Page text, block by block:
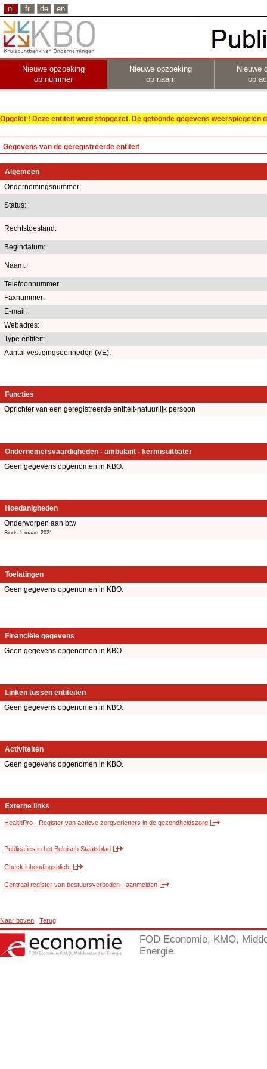
nl fr de en
Nieuwe opzoeking
op nummer
Nieuwe opzoeking
op naam
Nieuwe
op
Opgelet ! Deze entiteit werd stopgezet. De getoonde gegevens
Gegevens van de geregistreerde entiteit
Algemeen
Ondernemingsnummer:
Status:
Rechtstoestand:
Begindatum:
Naam:
Telefoonnummer:
Faxnummer:
E-mail:
Webadres:
Type entiteit:
Aantal vestigingseenheden (VE):
Functies
Oprichter van een geregistreerde entiteit-natuurlijk persoon
Ondernemersvaardigheden - ambulant - kermisuitbater
Geen gegevens opgenomen in KBO.
Hoedanigheden
Onderworpen aan btw
Sinds 1 maart 2021
Toelatingen
Geen gegevens opgenomen in KBO.
Financiële gegevens
Geen gegevens opgenomen in KBO.
Linken tussen entiteiten
Geen gegevens opgenomen in KBO.
Activiteiten
Geen gegevens opgenomen in KBO.
Externe links
HealthPro - Register van actieve zorgverleners in de gezondheidszorg
Publicaties in het Belgisch Staatsblad
Check inhoudingsplicht
Centraal register van bestuursverboden - aanmelden
Naar boven Terug
FOD Economie, KMO,
Energie.